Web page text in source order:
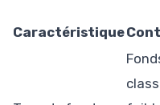
Caractéristique